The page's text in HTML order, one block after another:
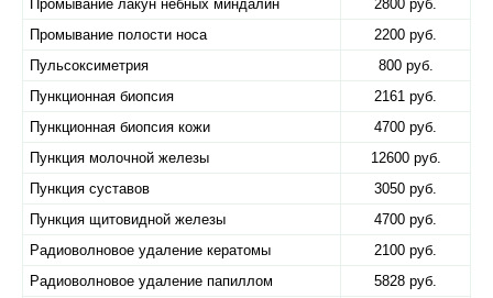
Промывание лакун небных миндалин
2800 руб.
Промывание полости носа
2200 руб.
Пульсоксиметрия
800 руб.
Пункционная биопсия
2161 руб.
Пункционная биопсия кожи
4700 руб.
Пункция молочной железы
12600 руб.
Пункция суставов
3050 руб.
Пункция щитовидной железы
4700 руб.
Радиоволновое удаление кератомы
2100 руб.
Радиоволновое удаление папиллом
5828 руб.